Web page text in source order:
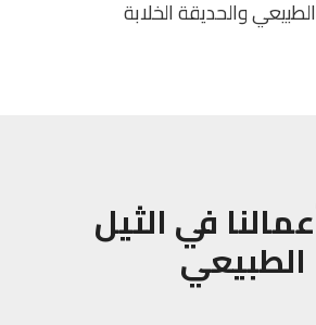
والحديقة الخلابة
في الثيل
الطبيعي